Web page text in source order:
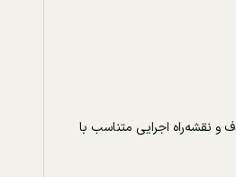
و نقشه‌راه اجرایی متناسب با